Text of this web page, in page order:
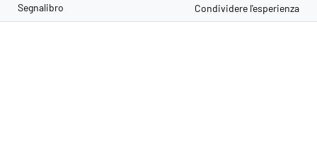
Segnalibro Condividere l'esperienza